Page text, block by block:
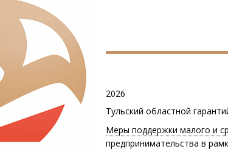
2026
Тульский областной
Меры поддержки малого и
предпринимательства в